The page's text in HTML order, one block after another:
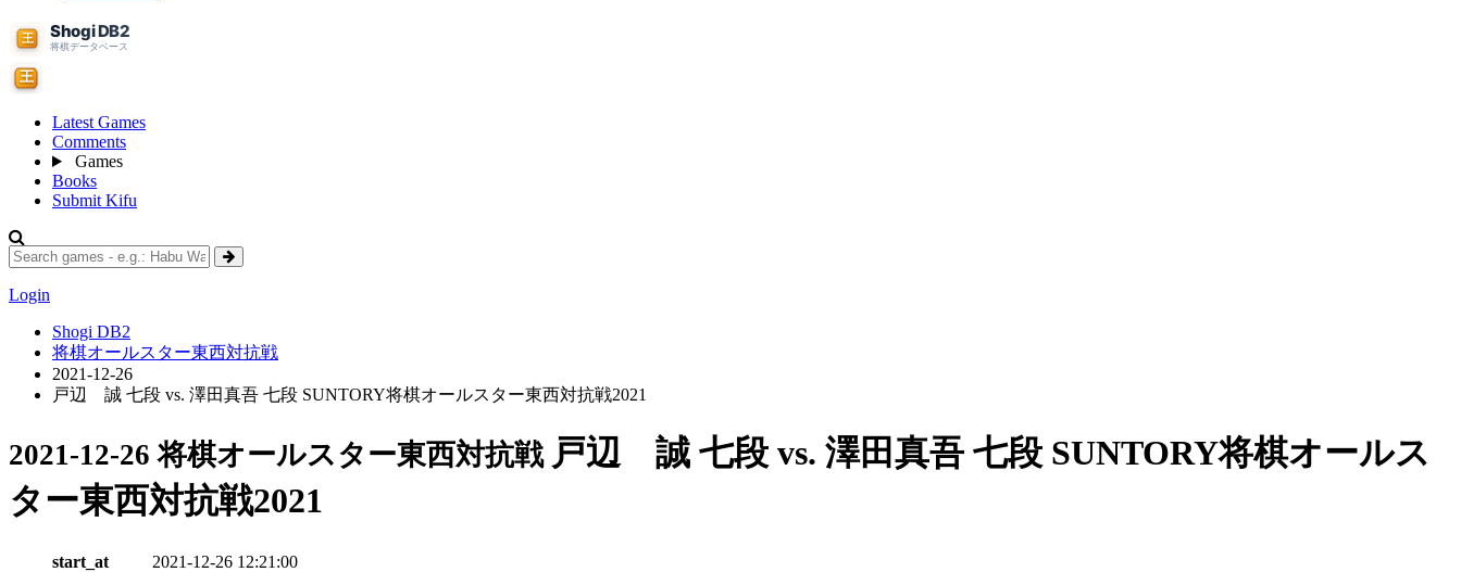
Latest Games
Comments
Games
Books
Submit Kifu
Login
Shogi DB2
将棋オールスター東西対抗戦
2021-12-26
戸辺 誠 七段 vs. 澤田真吾 七段 SUNTORY将棋オールスター東西対抗戦2021
2021-12-26 将棋オールスター東西対抗戦 戸辺 誠 七段 vs. 澤田真吾 七段 SUNTORY将棋オールス
ター東西対抗戦2021
start_at
2021-12-26 12:21:00